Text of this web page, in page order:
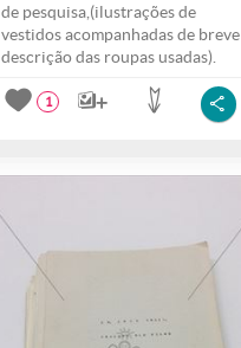
de pesquisa,(ilustrações de
vestidos acompanhadas de breve
descrição das roupas usadas).
1